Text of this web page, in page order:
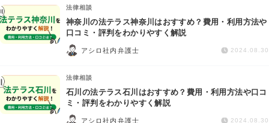
法律相談
神奈川の法テラス神奈川はおすすめ？費用・利用方法や
口コミ・評判をわかりやすく解説
アシロ社内弁護士 2024.08.30
法律相談
石川の法テラス石川はおすすめ？費用・利用方法や口コ
ミ・評判をわかりやすく解説
アシロ社内弁護士 2024.08.30